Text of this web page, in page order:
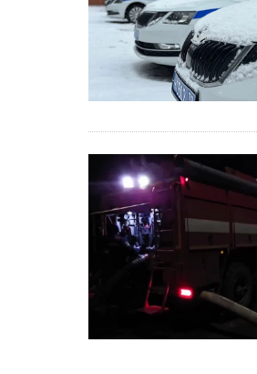
Происшествия